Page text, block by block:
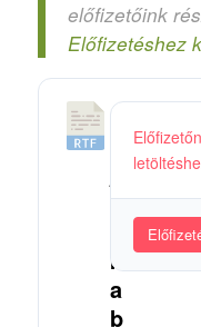
előfizetőink
Előfizetéshez
8
K
k
a
b